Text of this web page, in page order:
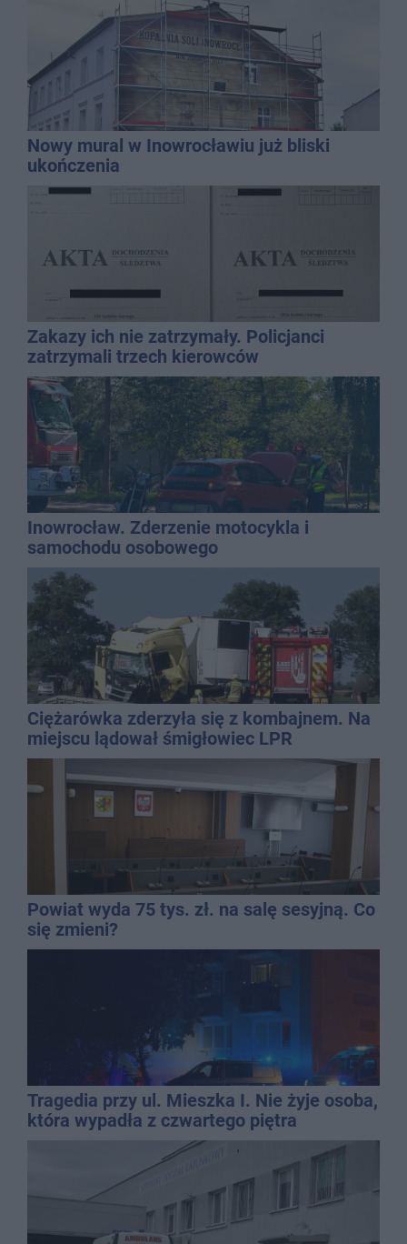
Nowy mural w Inowrocławiu już bliski
ukończenia
Zakazy ich nie zatrzymały. Policjanci
zatrzymali trzech kierowców
Inowrocław. Zderzenie motocykla i
samochodu osobowego
Ciężarówka zderzyła się z kombajnem. Na
miejscu lądował śmigłowiec LPR
Powiat wyda 75 tys. zł. na salę sesyjną. Co
się zmieni?
Tragedia przy ul. Mieszka I. Nie żyje osoba,
która wypadła z czwartego piętra